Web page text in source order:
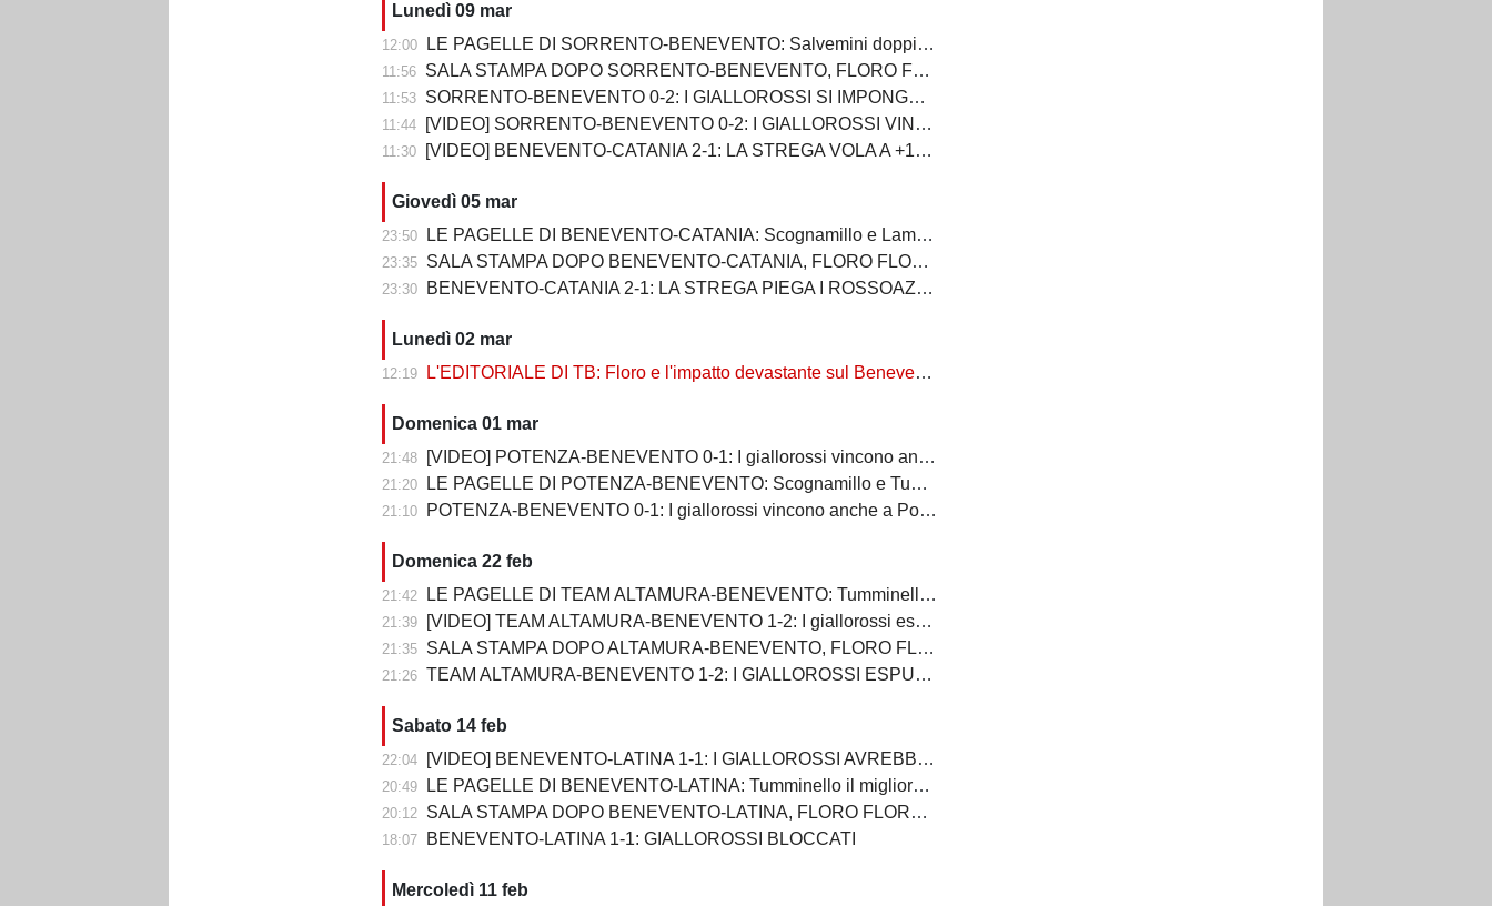
Lunedì 09 mar
12:00 LE PAGELLE DI SORRENTO-BENEVENTO: Salvemini doppietta, Scognamillo sempre al top, bene Caldirola
11:56 SALA STAMPA DOPO SORRENTO-BENEVENTO, FLORO FLORES:"I ragazzi hanno dimostrato ancora una volta di essere sul pezzo"
11:53 SORRENTO-BENEVENTO 0-2: I GIALLOROSSI SI IMPONGONO E ALLUNGANO ANCORA
11:44 [VIDEO] SORRENTO-BENEVENTO 0-2: I GIALLOROSSI VINCONO E CONTINUANO AD ALLUNGARE
11:30 [VIDEO] BENEVENTO-CATANIA 2-1: LA STREGA VOLA A +10
Giovedì 05 mar
23:50 LE PAGELLE DI BENEVENTO-CATANIA: Scognamillo e Lamesta i migliori
23:35 SALA STAMPA DOPO BENEVENTO-CATANIA, FLORO FLORES:"Mancano 8 partite e adesso inizia il momento più difficile"
23:30 BENEVENTO-CATANIA 2-1: LA STREGA PIEGA I ROSSOAZZURRI E SCAPPA VIA
Lunedì 02 mar
12:19 L'EDITORIALE DI TB: Floro e l'impatto devastante sul Benevento
Domenica 01 mar
21:48 [VIDEO] POTENZA-BENEVENTO 0-1: I giallorossi vincono anche a Potenza
21:20 LE PAGELLE DI POTENZA-BENEVENTO: Scognamillo e Tumminello sempre al top. buono l'esordio di Celia
21:10 POTENZA-BENEVENTO 0-1: I giallorossi vincono anche a Potenza
Domenica 22 feb
21:42 LE PAGELLE DI TEAM ALTAMURA-BENEVENTO: Tumminello e Prisco i migliori, Ceresoli e Salvemini in difficoltà
21:39 [VIDEO] TEAM ALTAMURA-BENEVENTO 1-2: I giallorossi espugnano anche Altamura
21:35 SALA STAMPA DOPO ALTAMURA-BENEVENTO, FLORO FLORES:"Dobbiamo migliorare e non subire più gol così”
21:26 TEAM ALTAMURA-BENEVENTO 1-2: I GIALLOROSSI ESPUGNANO ALTAMURA
Sabato 14 feb
22:04 [VIDEO] BENEVENTO-LATINA 1-1: I GIALLOROSSI AVREBBERO MERITATO DI PIU'
20:49 LE PAGELLE DI BENEVENTO-LATINA: Tumminello il migliore in campo, male Kouan all'esordio
20:12 SALA STAMPA DOPO BENEVENTO-LATINA, FLORO FLORES:"Sono arrabbiato ma allo stesso tempo felice perchè la squadra di è espressa bene"
18:07 BENEVENTO-LATINA 1-1: GIALLOROSSI BLOCCATI
Mercoledì 11 feb